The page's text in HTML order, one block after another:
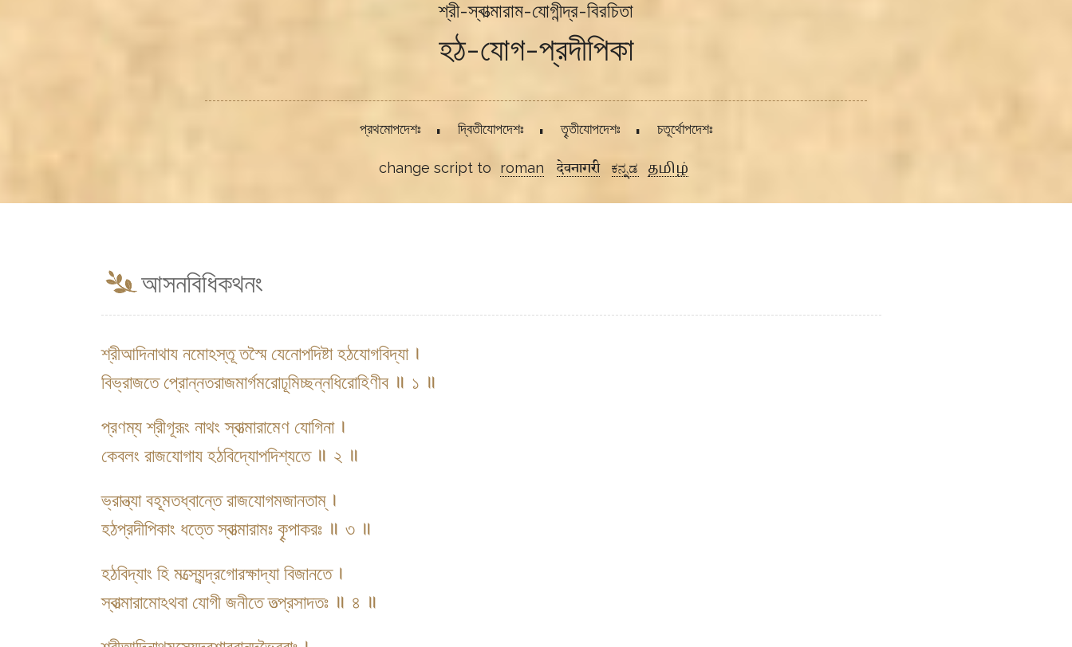
শ্রী-স্বাত্মারাম-যোগীন্দ্র-বিরচিতা
হঠ-যোগ-প্রদীপিকা
প্রথমোপদেশঃ দ্বিতীযোপদেশঃ তৄতীযোপদেশঃ চতূর্থোপদেশঃ
change script to roman देवनागरी ಕನ್ನಡ தமிழ்
আসনবিধিকথনং
শ্রীআদিনাথায নমোঽস্তূ তস্মৈ যেনোপদিষ্টা হঠযোগবিদ্যা ।
বিভ্রাজতে প্রোন্নতরাজমার্গমরোঢূমিচ্ছন্নধিরোহিণীব ॥ ১ ॥
প্রণম্য শ্রীগূরূং নাথং স্বাত্মারামেণ যোগিনা ।
কেবলং রাজযোগায হঠবিদ্যোপদিশ্যতে ॥ ২ ॥
ভ্রান্ত্যা বহূমতধ্বান্তে রাজযোগমজানতাম্ ।
হঠপ্রদীপিকাং ধত্তে স্বাত্মারামঃ কৄপাকরঃ ॥ ৩ ॥
হঠবিদ্যাং হি মত্স্যেন্দ্রগোরক্ষাদ্যা বিজানতে ।
স্বাত্মারামোঽথবা যোগী জনীতে তত্প্রসাদতঃ ॥ ৪ ॥